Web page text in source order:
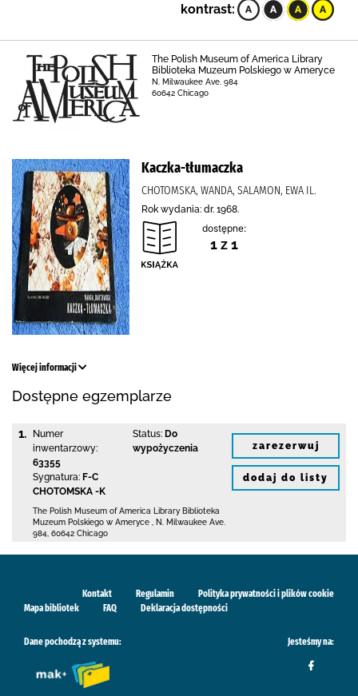
kontrast:
The Polish Museum of America Library
Biblioteka Muzeum Polskiego w Ameryce
N. Milwaukee Ave. 984
60642 Chicago
Kaczka-tłumaczka
CHOTOMSKA, WANDA, SALAMON, EWA IL.
Rok wydania: dr. 1968.
dostępne:
1 z 1
Więcej informacji
Dostępne egzemplarze
1.
Numer
inwentarzowy:
63355
Sygnatura: F-C
CHOTOMSKA -K
Status: Do
wypożyczenia
The Polish Museum of America Library Biblioteka
Muzeum Polskiego w Ameryce
N. Milwaukee Ave.
984 60642 Chicago
zarezerwuj
dodaj do listy
Kontakt Regulamin
Polityka prywatności i plików cookie
Mapa bibliotek
FAQ Deklaracja dostępności
Dane pochodzą z systemu: Jesteśmy na: